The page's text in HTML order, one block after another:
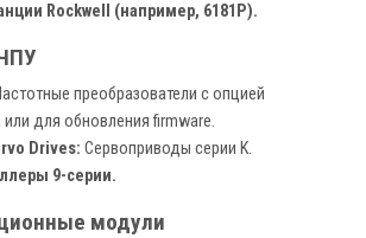
Rockwell (например, 6181P).
преобразователи с опцией
для обновления firmware.
Drives: Сервоприводы серии K.
9-серии.
модули